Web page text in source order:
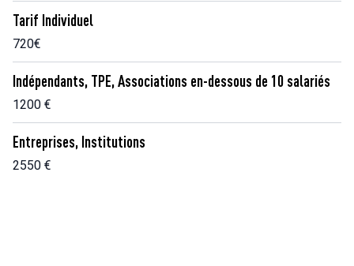
Tarif Individuel
720€
Indépendants, TPE, Associations en-dessous de 10 salariés
1200 €
Entreprises, Institutions
2550 €